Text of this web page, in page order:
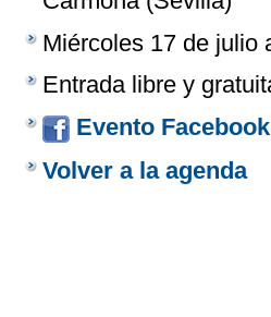
Miércoles 17 de julio
Entrada libre y
Evento Facebook
Volver a la agenda